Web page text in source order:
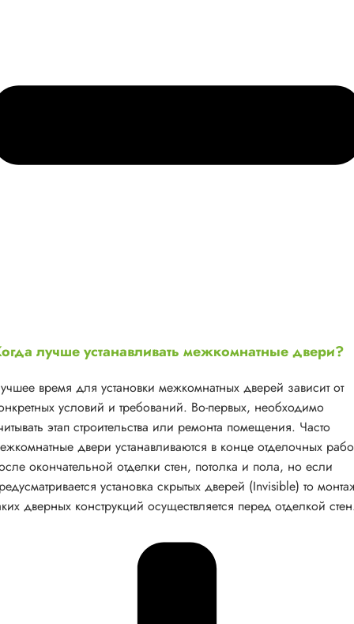
лучше устанавливать межкомнатные двери?
время для установки межкомнатных дверей зависит от
условий и требований. Во-первых, необходимо
этап строительства или ремонта помещения. Часто
двери устанавливаются в конце отделочных
окончательной отделки стен, потолка и пола, но если
установка скрытых дверей (Invisible) то
дверных конструкций осуществляется перед отделкой